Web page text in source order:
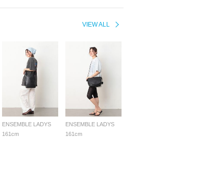
VIEW ALL
ENSEMBLE LADYS
161cm
ENSEMBLE LADYS
161cm